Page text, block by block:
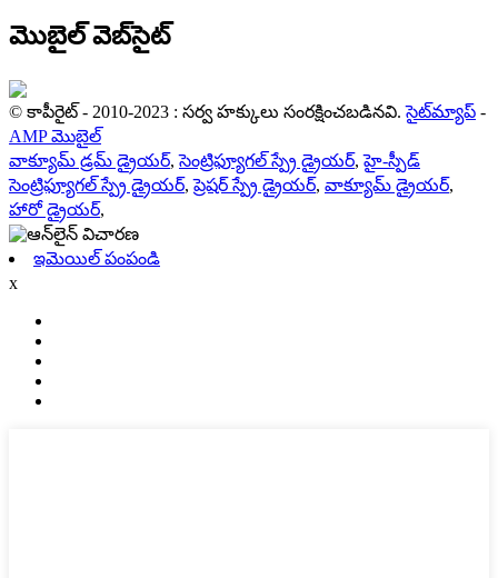
మొబైల్ వెబ్‌సైట్
© కాపీరైట్ - 2010-2023 : సర్వ హక్కులు సంరక్షించబడినవి. సైట్‌మ్యాప్ -
AMP మొబైల్
వాక్యూమ్ డ్రమ్ డ్రైయర్,సెంట్రిఫ్యూగల్ స్ప్రే డ్రైయర్,హై-స్పీడ్
సెంట్రిఫ్యూగల్ స్ప్రే డ్రైయర్,ప్రెషర్ స్ప్రే డ్రైయర్, వాక్యూమ్ డ్రైయర్,
హారో డ్రైయర్,
ఇమెయిల్ పంపండి
x